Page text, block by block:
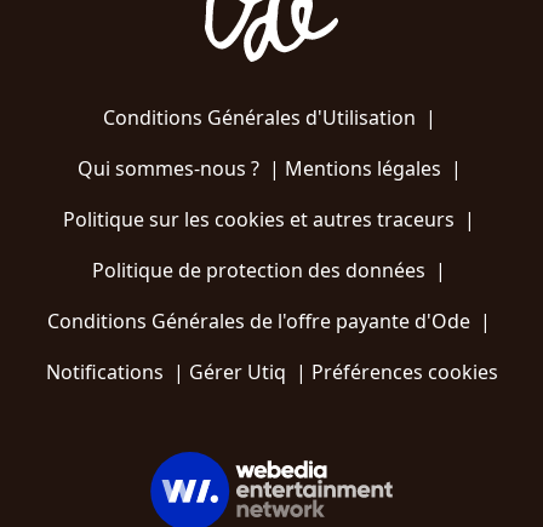
Conditions Générales d'Utilisation |
Qui sommes-nous ?| Mentions légales |
Politique sur les cookies et autres traceurs |
Politique de protection des données |
Conditions Générales de l'offre payante d'Ode |
Notifications | Gérer Utiq | Préférences cookies